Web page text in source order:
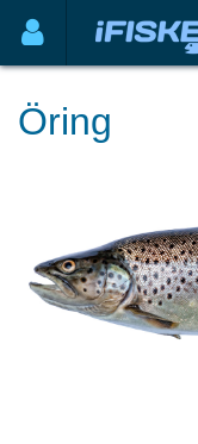
Öring